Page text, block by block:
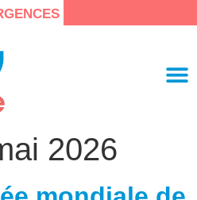
2026